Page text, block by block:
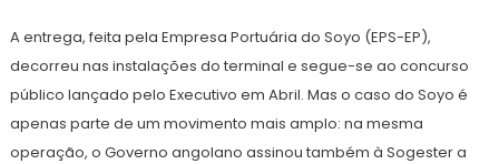
A entrega, feita pela Empresa Portuária do Soyo (EPS-EP),
decorreu nas instalações do terminal e segue-se ao concurso
público lançado pelo Executivo em Abril. Mas o caso do Soyo é
apenas parte de um movimento mais amplo: na mesma
operação, o Governo angolano assinou também à Sogester a